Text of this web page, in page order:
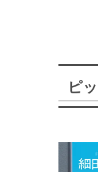
ピ